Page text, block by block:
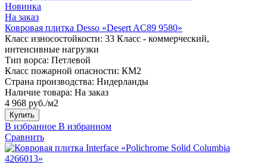
Новинка
На заказ
Ковровая плитка Desso «Desert AC89 9580»
Класс износостойкости: 33 Класс - коммерческий,
интенсивные нагрузки
Тип ворса: Петлевой
Класс пожарной опасности: КМ2
Страна производства: Нидерланды
Наличие товара: На заказ
4 968 руб./м2
Купить
В избранное В избранном
Сравнить